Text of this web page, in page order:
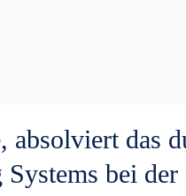
absolviert das
bei